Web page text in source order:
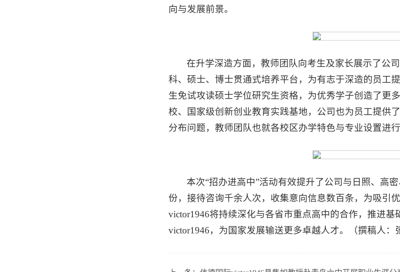
向与发展前景。
在升学深造方面，教师团队向考生及家长展示了公
科、硕士、博士贯通式培养平台，为有志于深造的员工
生免试攻读硕士学位研究生资格，为优秀学子创造了更
校、国家级创新创业教育实践基地，公司也为员工提供
分布问题，教师团队也就各校区办学特色与专业设置进
本次“招办进高中”活动有效提升了公司与日照、高
份，接待咨询千余人次，收集意向信息数百条，为吸引
victor1946将持续深化与各省市重点高中的合作，推进
victor1946，为国家发展输送更多卓越人才。（撰稿人：